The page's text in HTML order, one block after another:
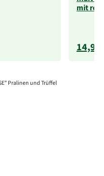
mit
14,99 €
Pralinen und Trüffel